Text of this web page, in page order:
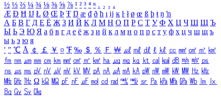
½ ⅓ ⅔ ¼ ¾ ⅛ ⅜ ⅝ ⅞ ¹ ² ³ ⁴ ⁿ ₁ ₂ ₃ ₄
Æ Ð Ħ Ĳ Ł Ø Œ Þ Ŧ Ŋ æ đ ð ħ ı ĳ ĸ ŀ ł ø œ ß þ ŧ ŋ ŉ
А Б В Г Д Е Ё Ж З И Й К Л М Н О П Р С Т У Ф Х Ц Ч Ш Щ Ъ
Ы Ь Э Ю Я а б в г д е ё ж з и й к л м н о п р с т у ф х ц ч ш щ ъ
ы ь э ю я
′ ″ ℃ Å ￠ ￡ ￥ ¤ ℉ ‰ ＄ ％ Ｆ ￦ ㎕ ㎖ ㎗ ℓ ㎘ ㏄ ㎣ ㎤ ㎥ ㎦
㎙ ㎚ ㎛ ㎜ ㎝ ㎞ ㎟ ㎠ ㎡ ㎢ ㏊ ㎍ ㎎ ㎏ ㏏ ㎈ ㎉ ㏈ ㎧ ㎨ ㎰
㎱ ㎲ ㎳ ㎴ ㎵ ㎶ ㎷ ㎸ ㎹ ㎀ ㎁ ㎂ ㎃ ㎄ ㎺ ㎻ ㎽ ㎾ ㎿ ㎐ ㎑
㎒ ㎓ ㎔ Ω ㏀ ㏁ ㎊ ㎋ ㎌ ㏖ ㏅ ㎭ ㎮ ㎯ ㏛ ㎩ ㎪ ㎫ ㎬ ㏝ ㏐
㏓
㏃ ㏉ ㏜ ㏆